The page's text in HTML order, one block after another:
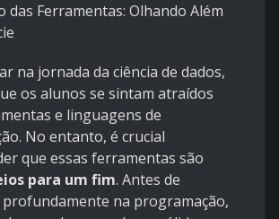
das Ferramentas: Olhando Além
na jornada da ciência de dados,
os alunos se sintam atraídos
e linguagens de
No entanto, é crucial
que essas ferramentas são
para um fim. Antes de
na programação,